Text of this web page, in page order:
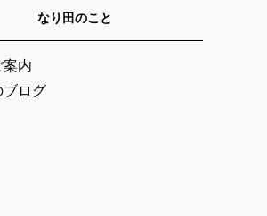
なり田のこと
案内
ブログ